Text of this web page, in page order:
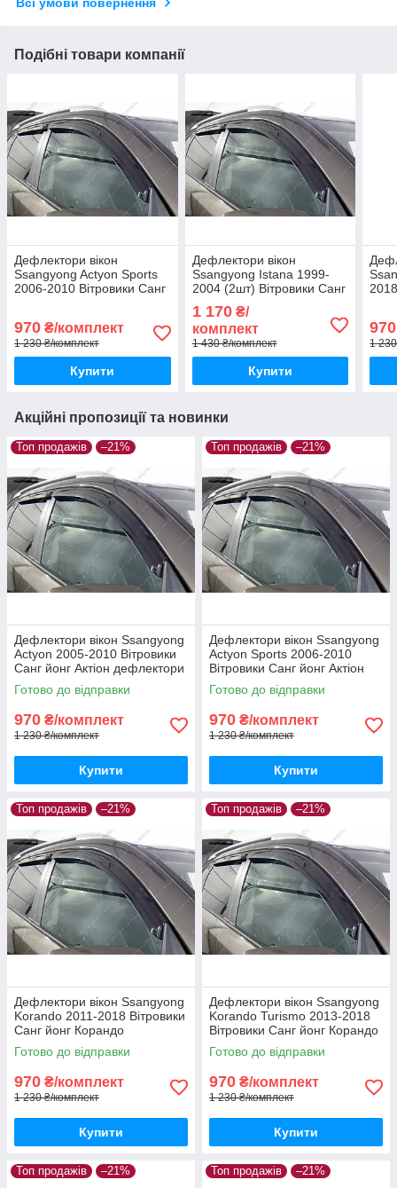
Всі умови повернення
Подібні товари компанії
Дефлектори вікон
Ssangyong Actyon Sports
2006-2010 Вітровики Санг
2010
970 ₴/комплект
1 230 ₴/комплект
Купити
Дефлектори вікон
Ssangyong Istana 1999-
2004 (2шт) Вітровики Санг
2шт
1 170₴/
комплект
1 430 ₴/комплект
Купити
970
1
Акційні пропозиції та новинки
Топ продажів –21%
Дефлектори вікон Ssangyong
Actyon 2005-2010 Вітровики
Санг йонг Актіон дефлектори
4шт з 2005 по 2010
Готово до відправки
970 ₴/комплект
1 230 ₴/комплект
Купити
Топ продажів –21%
Дефлектори вікон Ssangyong
Actyon Sports 2006-2010
Вітровики Санг йонг Актіон
Спортс дефлектори 4шт з
2006 по 2010
Готово до відправки
970 ₴/комплект
1 230 ₴/комплект
Купити
Топ продажів –21%
Дефлектори вікон Ssangyong
Korando 2011-2018 Вітровики
Санг йонг Корандо
дефлектори 4шт з 2011 по
2018
Готово до відправки
970 ₴/комплект
1 230 ₴/комплект
Купити
Топ продажів –21%
Дефлектори вікон Ssangyong
Korando Turismo 2013-2018
Вітровики Санг йонг Корандо
Туризмо дефлектори 4шт з
2013 по 2018
Готово до відправки
970 ₴/комплект
1 230 ₴/комплект
Купити
Топ продажів –21% Топ продажів –21%